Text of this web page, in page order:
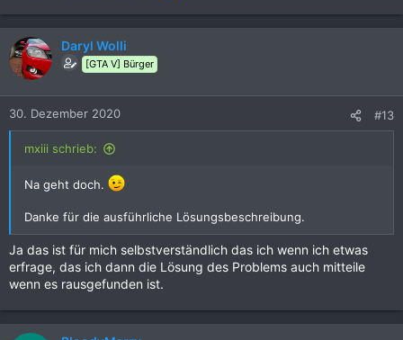
Letzt endlich kann es nur an einer defekten Datei oder einem
Programm liegen was den Zugriff verhindert. Was auch noch
auftreten.
Daryl Wolli
[GTA V] Bürger
30. Dezember 2020 #13
mxiii schrieb:
Na geht doch.
Danke für die ausführliche Lösungsbeschreibung.
Ja das ist für mich selbstverständlich das ich wenn ich etwas
erfrage, das ich dann die Lösung des Problems auch mitteile
wenn es rausgefunden ist.